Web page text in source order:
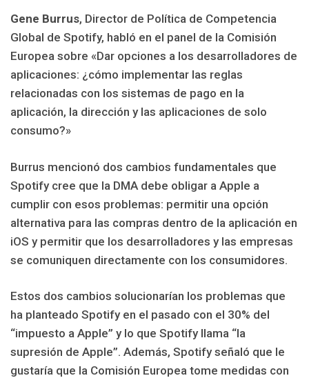
Gene Burrus, Director de Política de Competencia
Global de Spotify, habló en el panel de la Comisión
Europea sobre «Dar opciones a los desarrolladores de
aplicaciones: ¿cómo implementar las reglas
relacionadas con los sistemas de pago en la
aplicación, la dirección y las aplicaciones de solo
consumo?»
Burrus mencionó dos cambios fundamentales que
Spotify cree que la DMA debe obligar a Apple a
cumplir con esos problemas: permitir una opción
alternativa para las compras dentro de la aplicación en
iOS y permitir que los desarrolladores y las empresas
se comuniquen directamente con los consumidores.
Estos dos cambios solucionarían los problemas que
ha planteado Spotify en el pasado con el 30% del
“impuesto a Apple” y lo que Spotify llama “la
supresión de Apple”. Además, Spotify señaló que le
gustaría que la Comisión Europea tome medidas con